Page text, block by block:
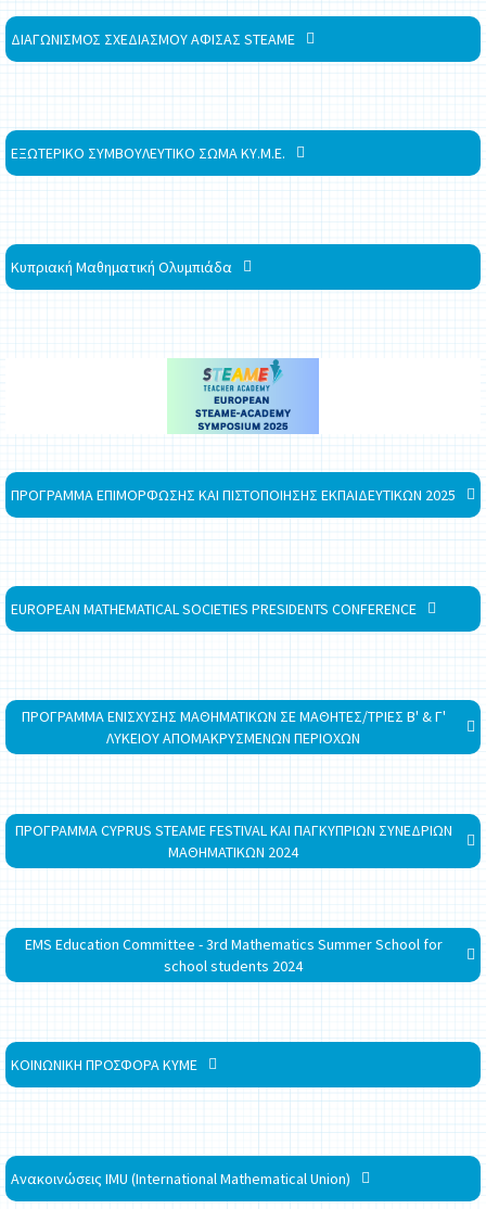
ΔΙΑΓΩΝΙΣΜΟΣ ΣΧΕΔΙΑΣΜΟΥ ΑΦΙΣΑΣ STEAME
ΕΞΩΤΕΡΙΚΟ ΣΥΜΒΟΥΛΕΥΤΙΚΟ ΣΩΜΑ ΚΥ.Μ.Ε.
Κυπριακή Μαθηματική Ολυμπιάδα
ΠΡΟΓΡΑΜΜΑ ΕΠΙΜΟΡΦΩΣΗΣ ΚΑΙ ΠΙΣΤΟΠΟΙΗΣΗΣ ΕΚΠΑΙΔΕΥΤΙΚΩΝ 2025
EUROPEAN MATHEMATICAL SOCIETIES PRESIDENTS CONFERENCE
ΠΡΟΓΡΑΜΜΑ ΕΝΙΣΧΥΣΗΣ ΜΑΘΗΜΑΤΙΚΩΝ ΣΕ ΜΑΘΗΤΕΣ/ΤΡΙΕΣ Β' & Γ'
ΛΥΚΕΙΟΥ ΑΠΟΜΑΚΡΥΣΜΕΝΩΝ ΠΕΡΙΟΧΩΝ
ΠΡΟΓΡΑΜΜΑ CYPRUS STEAME FESTIVAL ΚΑΙ ΠΑΓΚΥΠΡΙΩΝ ΣΥΝΕΔΡΙΩΝ
ΜΑΘΗΜΑΤΙΚΩΝ 2024
EMS Education Committee - 3rd Mathematics Summer School for
school students 2024
ΚΟΙΝΩΝΙΚΗ ΠΡΟΣΦΟΡΑ ΚΥΜΕ
Ανακοινώσεις IMU (International Mathematical Union)